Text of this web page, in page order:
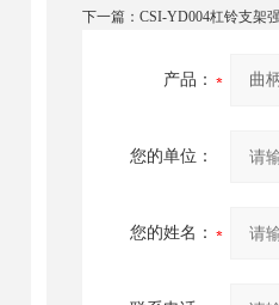
下一篇： CSI-YD004杠铃支架
产品：
您的单位：
您的姓名：